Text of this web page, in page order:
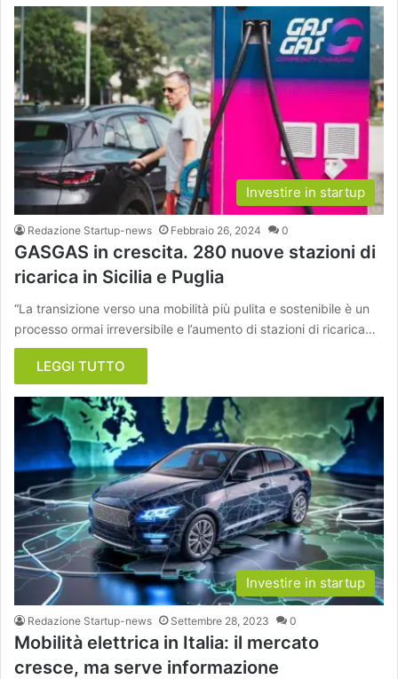
Investire in startup
Redazione Startup-news Febbraio 26, 2024 0
GASGAS in crescita. 280 nuove stazioni di
ricarica in Sicilia e Puglia
“La transizione verso una mobilità più pulita e sostenibile è un
processo ormai irreversibile e l’aumento di stazioni di ricarica…
LEGGI TUTTO
Investire in startup
Redazione Startup-news Settembre 28, 2023 0
Mobilità elettrica in Italia: il mercato
cresce, ma serve informazione